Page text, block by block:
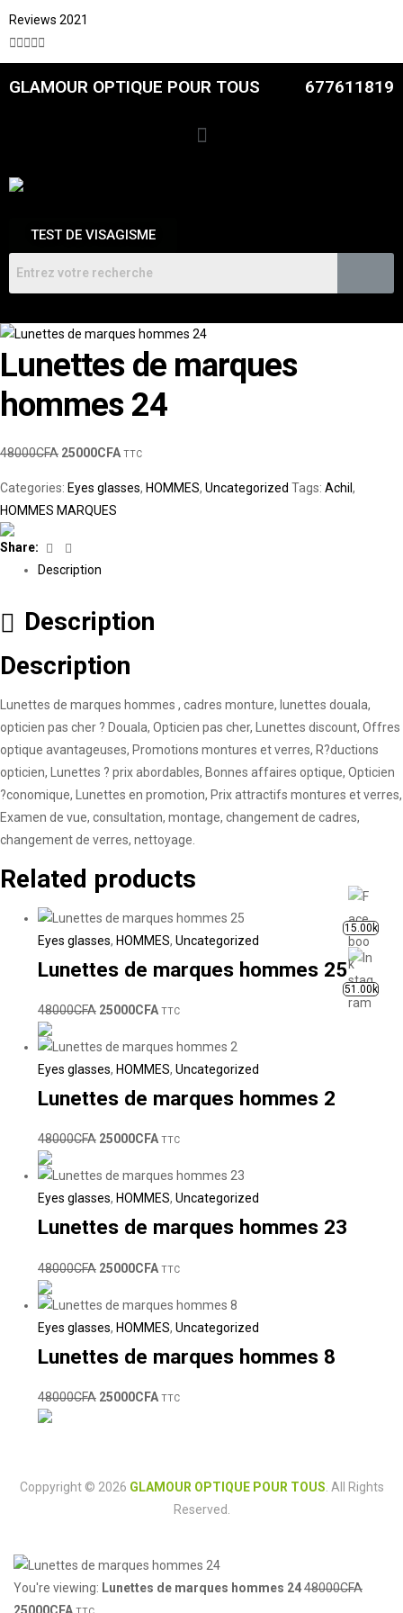
Reviews 2021

GLAMOUR OPTIQUE POUR TOUS 677611819
TEST DE VISAGISME
Lunettes de marques
hommes 24
48000CFA 25000CFA TTC
Categories: Eyes glasses, HOMMES, Uncategorized Tags: Achil ,
HOMMES MARQUES
Share: Facebook
Description
Description
Description
Lunettes de marques hommes , cadres monture, lunettes douala,
opticien pas cher ? Douala, Opticien pas cher, Lunettes discount, Offres
optique avantageuses, Promotions montures et verres, R?ductions
opticien, Lunettes ? prix abordables, Bonnes affaires optique, Opticien
?conomique, Lunettes en promotion, Prix attractifs montures et verres,
Examen de vue, consultation, montage, changement de cadres,
changement de verres, nettoyage.
Related products
Eyes glasses, HOMMES, Uncategorized
Lunettes de marques hommes 25
48000CFA 25000CFA TTC
Eyes glasses, HOMMES, Uncategorized
Lunettes de marques hommes 2
48000CFA 25000CFA TTC
Eyes glasses, HOMMES, Uncategorized
Lunettes de marques hommes 23
48000CFA 25000CFA TTC
Eyes glasses, HOMMES, Uncategorized
Lunettes de marques hommes 8
48000CFA 25000CFA TTC
Coppyright © 2026 GLAMOUR OPTIQUE POUR TOUS . All Rights
Reserved.
You're viewing: Lunettes de marques hommes 2448000CFA
25000CFA
15.00k
51.00k